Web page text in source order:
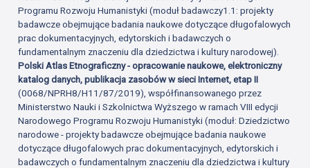
Programu Rozwoju Humanistyki (moduł badawczy1.1: projekty
badawcze obejmujące badania naukowe dotyczące długofalowych
prac dokumentacyjnych, edytorskich i badawczych o
fundamentalnym znaczeniu dla dziedzictwa i kultury narodowej).
Polski Atlas Etnograficzny - opracowanie naukowe, elektroniczny
katalog danych, publikacja zasobów w sieci Internet, etap II
(0068/NPRH8/H11/87/2019), współfinansowanego przez
Ministerstwo Nauki i Szkolnictwa Wyższego w ramach VIII edycji
Narodowego Programu Rozwoju Humanistyki (moduł: Dziedzictwo
narodowe - projekty badawcze obejmujące badania naukowe
dotyczące długofalowych prac dokumentacyjnych, edytorskich i
badawczych o fundamentalnym znaczeniu dla dziedzictwa i kultury